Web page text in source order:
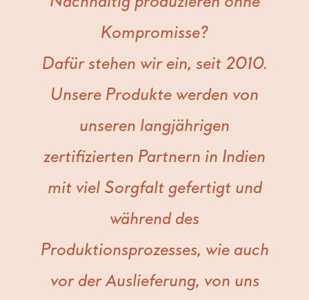
Kompromisse?
Dafür stehen wir ein, seit 2010.
Unsere Produkte werden von
unseren langjährigen
zertifizierten Partnern in Indien
mit viel Sorgfalt gefertigt und
während des
Produktionsprozesses, wie auch
vor der Auslieferung, von uns